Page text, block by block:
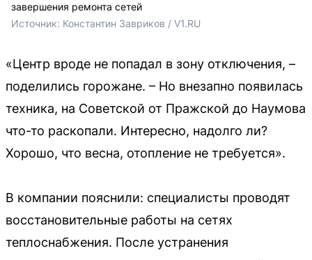
завершения ремонта сетей
Источник: Константин Завриков / V1.RU
«Центр вроде не попадал в зону отключения, –
поделились горожане. – Но внезапно появилась
техника, на Советской от Пражской до Наумова
что-то раскопали. Интересно, надолго ли?
Хорошо, что весна, отопление не требуется».
В компании пояснили: специалисты проводят
восстановительные работы на сетях
теплоснабжения. После устранения